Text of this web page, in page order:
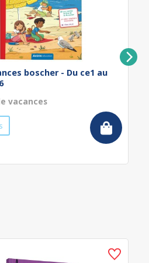
boscher - Du ce1 au
vacances